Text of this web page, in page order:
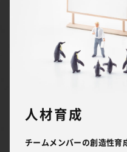
人材育成
チームメンバーの創造性育